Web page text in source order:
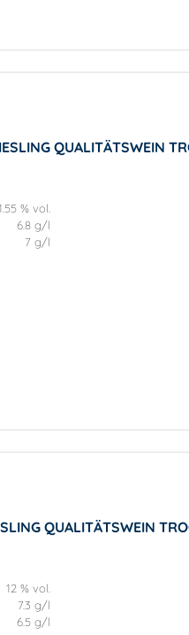
QUALITÄTSWEIN
% vol.
6.8 g/l
7 g/l
QUALITÄTSWEIN
12 % vol.
7.3 g/l
6.5 g/l